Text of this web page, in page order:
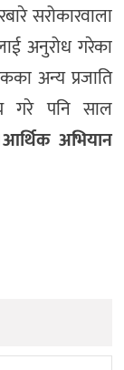
सरोकारवाला
अनुरोध गरेका
अन्य प्रजाति
गरे पनि साल
आर्थिक अभियान